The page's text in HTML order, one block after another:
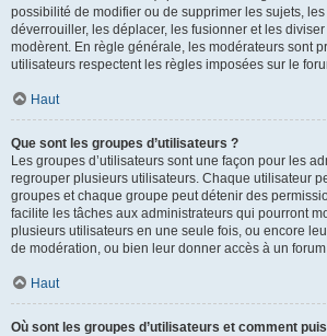
possibilité de modifier ou de supprimer les sujets,
déverrouiller, les déplacer, les fusionner et les diviser
modèrent. En règle générale, les modérateurs sont
utilisateurs respectent les règles imposées sur le
Haut
Que sont les groupes d’utilisateurs ?
Les groupes d’utilisateurs sont une façon pour les
regrouper plusieurs utilisateurs. Chaque utilisateur
groupes et chaque groupe peut détenir des
facilite les tâches aux administrateurs qui pourront
plusieurs utilisateurs en une seule fois, ou encore
de modération, ou bien leur donner accès à un
Haut
Où sont les groupes d’utilisateurs et comment